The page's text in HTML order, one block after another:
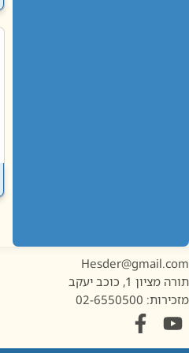
1, כוכב יעקב
02-6550500